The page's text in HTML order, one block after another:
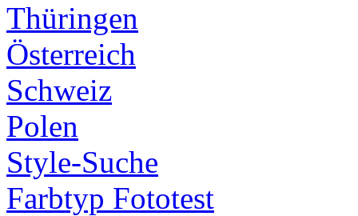
Thüringen
Österreich
Schweiz
Polen
Style-Suche
Farbtyp Fototest